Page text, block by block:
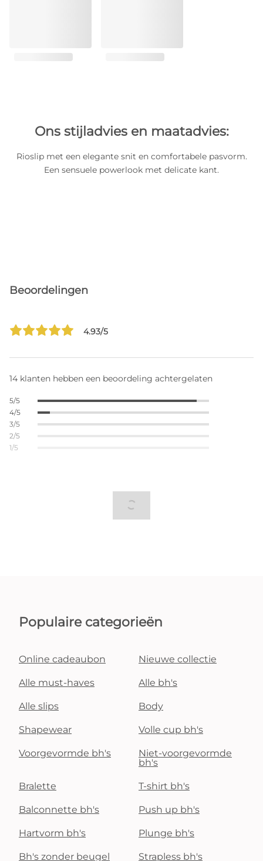
Ons stijladvies en maatadvies:
Rioslip met een elegante snit en comfortabele pasvorm.
Een sensuele powerlook met delicate kant.
Beoordelingen
4.93/5
14 klanten hebben een beoordeling achtergelaten
5/5
4/5
3/5
2/5
1/5
Populaire categorieën
Online cadeaubon Nieuwe collectie
Alle must-haves Alle bh's
Alle slips Body
Shapewear Volle cup bh's
Voorgevormde bh's
Niet-voorgevormde
bh's
Bralette T-shirt bh's
Balconnette bh's Push up bh's
Hartvorm bh's Plunge bh's
Bh's zonder beugel Strapless bh's